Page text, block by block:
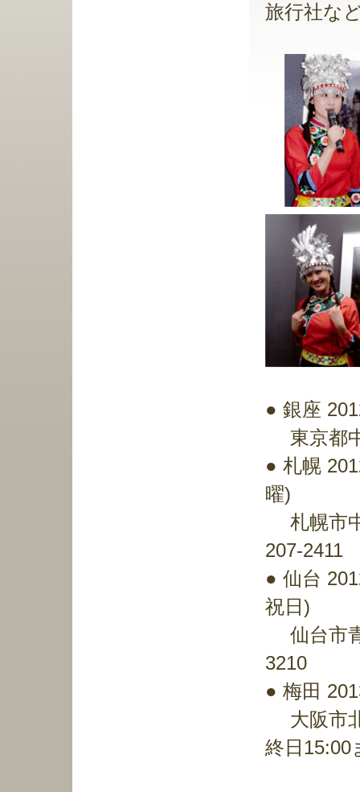
旅行社な
● 銀座
東京都
● 札幌
曜)
札幌市
207-2411
● 仙台
祝日)
仙台市
3210
● 梅田
大阪市
終日15:00